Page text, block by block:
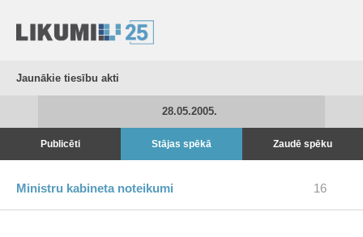
Jaunākie tiesību akti
28.05.2005.
Publicēti Stājas spēkā Zaudē spēku
Ministru kabineta noteikumi 16